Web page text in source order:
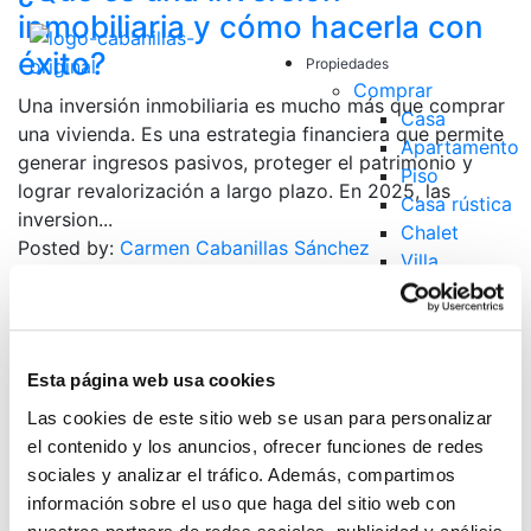
Esta página web usa cookies
Las cookies de este sitio web se usan para personalizar
el contenido y los anuncios, ofrecer funciones de redes
sociales y analizar el tráfico. Además, compartimos
información sobre el uso que haga del sitio web con
Propiedades
Comprar
Casa
Apartamento
Piso
Casa rústica
Chalet
Villa
Alquilar
Contacto
Español
inmobiliaria y cómo hacerla con
éxito?
Una inversión inmobiliaria es mucho más que comprar
una vivienda. Es una estrategia financiera que permite
generar ingresos pasivos, proteger el patrimonio y
lograr revalorización a largo plazo. En 2025, las
inversion...
Posted by: Carmen Cabanillas Sánchez
enero 29, 2025
Tendencias del mercado
inmobiliario 2025 en la Costa del
Sol
El mercado inmobiliario de 2025 se perfila como un
escenario lleno de desafíos y oportunidades,